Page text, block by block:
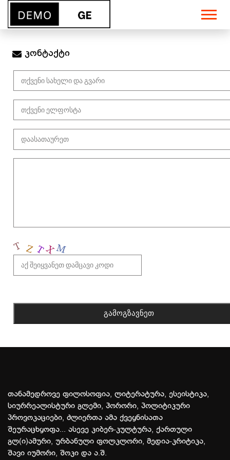
კონტაქტი
თანამედროვე ფილოსოფია, ლიტერატურა, ესეისტიკა,
სიურრეალისტური გლემი, ჰორორი, პოლიტიკური
პროვოკაციები, ძლიერთა ამა ქვეყნისათა
შეურაცხყოფა... ასევე კიბერ-კულტურა, ქართული
გლ(ი)ამური, ურბანული ფოლკლორი, მედია-კრიტიკა,
შავი იუმორი, შოკი და ა.შ.